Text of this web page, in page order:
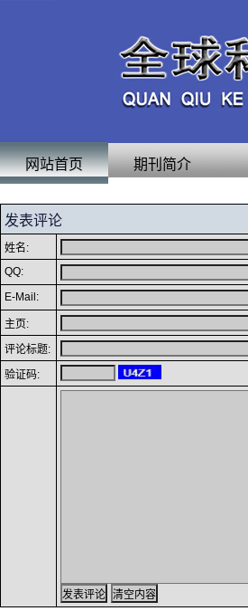
网站首页 期刊简介
发表评论
姓名:
QQ:
E-Mail:
主页:
评论标题:
验证码: